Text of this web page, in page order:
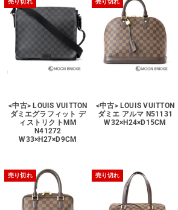
<中古> LOUIS VUITTON
ダミエグラフィット デ
ィストリクトMM
N41272
W33×H27×D9CM
<中古> LOUIS VUITTON
ダミエ アルマ N51131
W32×H24×D15CM
売り切れ 売り切れ